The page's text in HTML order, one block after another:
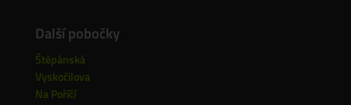
Další pobočky
Štěpánská
Vyskočilova
Na Poříčí